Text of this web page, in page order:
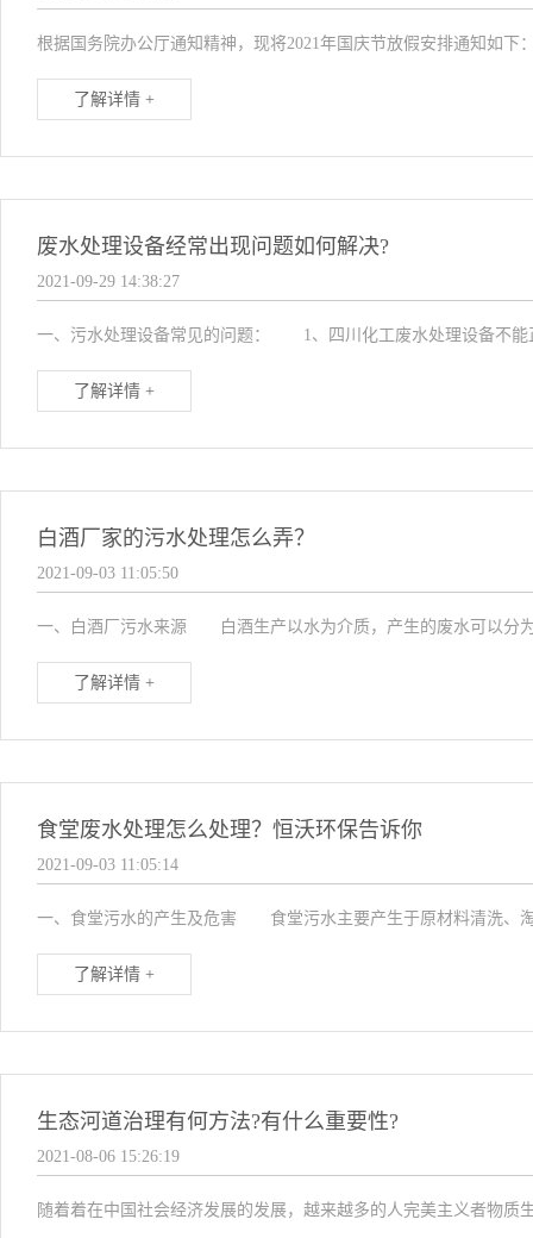
根据国务院办公厅通知精神，现将2021年国庆节放假安排通知如
了解详情 +
废水处理设备经常出现问题如何解决?
2021-09-29 14:38:27
一、污水处理设备常见的问题： 1、四川化工废水处理设备不
了解详情 +
白酒厂家的污水处理怎么弄？
2021-09-03 11:05:50
一、白酒厂污水来源 白酒生产以水为介质，产生的废水可以分为
了解详情 +
食堂废水处理怎么处理？恒沃环保告诉你
2021-09-03 11:05:14
一、食堂污水的产生及危害 食堂污水主要产生于原材料清洗、淘
了解详情 +
生态河道治理有何方法?有什么重要性?
2021-08-06 15:26:19
随着着在中国社会经济发展的发展，越来越多的人完美主义者物